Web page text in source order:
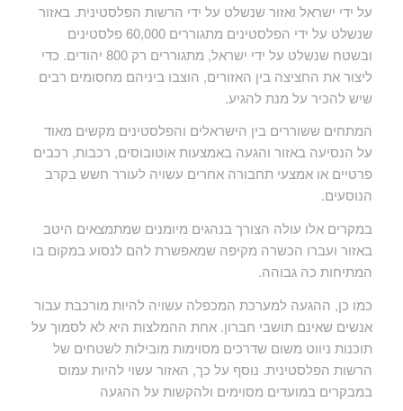
על ידי ישראל ואזור שנשלט על ידי הרשות הפלסטינית. באזור
שנשלט על ידי הפלסטינים מתגוררים 60,000 פלסטינים
ובשטח שנשלט על ידי ישראל, מתגוררים רק 800 יהודים. כדי
ליצור את החציצה בין האזורים, הוצבו ביניהם מחסומים רבים
שיש להכיר על מנת להגיע.
המתחים ששוררים בין הישראלים והפלסטינים מקשים מאוד
על הנסיעה באזור והגעה באמצעות אוטובוסים, רכבות, רכבים
פרטיים או אמצעי תחבורה אחרים עשויה לעורר חשש בקרב
הנוסעים.
במקרים אלו עולה הצורך בנהגים מיומנים שמתמצאים היטב
באזור ועברו הכשרה מקיפה שמאפשרת להם לנסוע במקום בו
המתיחות כה גבוהה.
כמו כן, ההגעה למערכת המכפלה עשויה להיות מורכבת עבור
אנשים שאינם תושבי חברון. אחת ההמלצות היא לא לסמוך על
תוכנות ניווט משום שדרכים מסוימות מובילות לשטחים של
הרשות הפלסטינית. נוסף על כך, האזור עשוי להיות עמוס
במבקרים במועדים מסוימים ולהקשות על ההגעה